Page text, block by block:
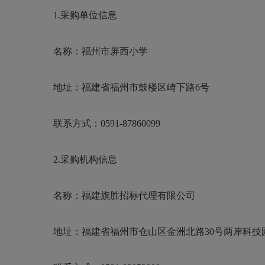
1.采购单位信息
名称：福州市屏西小学
地址：福建省福州市鼓楼区崎下路6号
联系方式： 0591-87860099
2.采购机构信息
名称：福建旗胜招标代理有限公司
地址：福建省福州市仓山区金洲北路30号两岸科技